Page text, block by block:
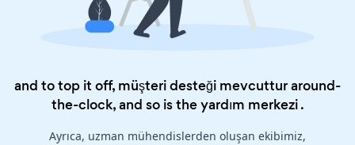
and to top it off, müşteri desteği mevcuttur around-
the-clock, and so is theyardım merkezi.
Ayrıca, uzman mühendislerden oluşan ekibimiz,